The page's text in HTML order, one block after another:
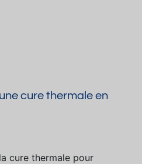
cure thermale en
cure thermale pour